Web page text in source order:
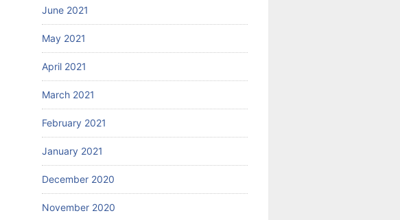
June 2021
May 2021
April 2021
March 2021
February 2021
January 2021
December 2020
November 2020